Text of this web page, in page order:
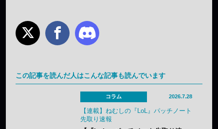
この記事を読んだ人はこんな記事も読んでいます
コラム 2026.7.28
【連載】ねむしの『LoL』パッチノート
先取り速報